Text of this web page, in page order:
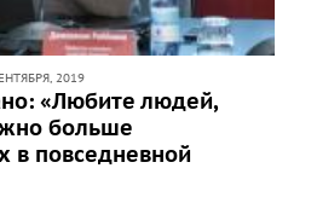
2019
«Любите людей,
больше
в повседневной